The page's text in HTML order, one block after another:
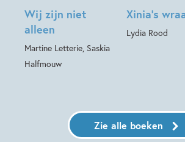
Wij zijn niet
alleen
Martine Letterie, Saskia
Halfmouw
Xinia’s
Lydia Rood
Zie alle boeken